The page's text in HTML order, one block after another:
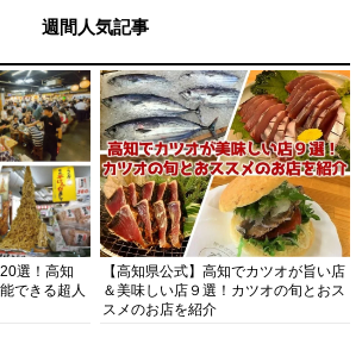
週間人気記事
選！高知
できる超人
【高知県公式】高知でカツオが旨い店
＆美味しい店９選！カツオの旬とおス
スメのお店を紹介